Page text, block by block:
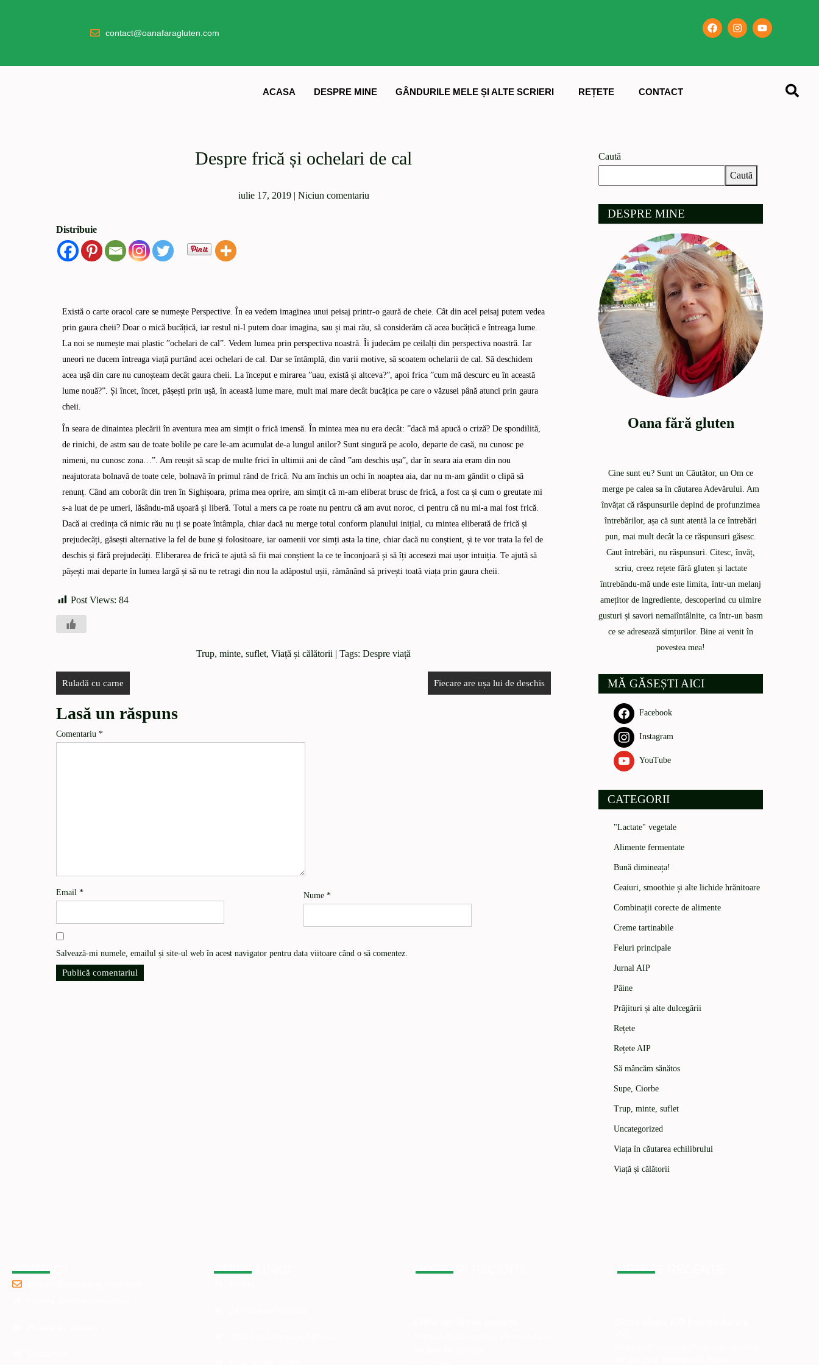
contact@oanafaragluten.com
ACASA DESPRE MINE GÂNDURILE MELE ȘI ALTE SCRIERI REȚETE CONTACT
Despre frică și ochelari de cal
iulie 17, 2019| Niciun comentariu
Distribuie
Există o carte oracol care se numește Perspective. În ea vedem imaginea unui peisaj printr-o gaură de cheie. Cât din acel peisaj putem vedea
prin gaura cheii? Doar o mică bucățică, iar restul ni-l putem doar imagina, sau și mai rău, să considerăm că acea bucățică e întreaga lume.
La noi se numește mai plastic ”ochelari de cal”. Vedem lumea prin perspectiva noastră. Îi judecăm pe ceilalți din perspectiva noastră. Iar
uneori ne ducem întreaga viață purtând acei ochelari de cal. Dar se întâmplă, din varii motive, să scoatem ochelarii de cal. Să deschidem
acea ușă din care nu cunoșteam decât gaura cheii. La început e mirarea ”uau, există și altceva?”, apoi frica ”cum mă descurc eu în această
lume nouă?”. Și încet, încet, pășești prin ușă, în această lume mare, mult mai mare decât bucățica pe care o văzusei până atunci prin gaura
cheii.
În seara de dinaintea plecării în aventura mea am simțit o frică imensă. În mintea mea nu era decât: ”dacă mă apucă o criză? De spondilită,
de rinichi, de astm sau de toate bolile pe care le-am acumulat de-a lungul anilor? Sunt singură pe acolo, departe de casă, nu cunosc pe
nimeni, nu cunosc zona…”. Am reușit să scap de multe frici în ultimii ani de când ”am deschis ușa”, dar în seara aia eram din nou
neajutorata bolnavă de toate cele, bolnavă în primul rând de frică. Nu am închis un ochi în noaptea aia, dar nu m-am gândit o clipă să
renunț. Când am coborât din tren în Sighișoara, prima mea oprire, am simțit că m-am eliberat brusc de frică, a fost ca și cum o greutate mi
s-a luat de pe umeri, lăsându-mă ușoară și liberă. Totul a mers ca pe roate nu pentru că am avut noroc, ci pentru că nu mi-a mai fost frică.
Dacă ai credința că nimic rău nu ți se poate întâmpla, chiar dacă nu merge totul conform planului inițial, cu mintea eliberată de frică și
prejudecăți, găsești alternative la fel de bune și folositoare, iar oamenii vor simți asta la tine, chiar dacă nu conștient, și te vor trata la fel de
deschis și fără prejudecăți. Eliberarea de frică te ajută să fii mai conștient la ce te înconjoară și să îți accesezi mai ușor intuiția. Te ajută să
pășești mai departe în lumea largă și să nu te retragi din nou la adăpostul ușii, rămânând să privești toată viața prin gaura cheii.
Post Views: 84
Trup, minte, suflet, Viață și călătorii | Tags: Despre viață
Ruladă cu carne Fiecare are ușa lui de deschis
Lasă un răspuns
Comentariu *
Nume *
Email *
Salvează-mi numele, emailul și site-ul web în acest navigator pentru data viitoare când o să comentez.
Caută
Caută
DESPRE MINE
Oana fără gluten
Cine sunt eu? Sunt un Căutător, un Om ce
merge pe calea sa în căutarea Adevărului. Am
învățat că răspunsurile depind de profunzimea
întrebărilor, așa că sunt atentă la ce întrebări
pun, mai mult decât la ce răspunsuri găsesc.
Caut întrebări, nu răspunsuri. Citesc, învăț,
scriu, creez rețete fără gluten și lactate
întrebându-mă unde este limita, într-un melanj
amețitor de ingrediente, descoperind cu uimire
gusturi și savori nemaiîntâlnite, ca într-un basm
ce se adresează simțurilor. Bine ai venit în
povestea mea!
MĂ GĂSEȘTI AICI
Facebook
Instagram
YouTube
CATEGORII
"Lactate" vegetale
Alimente fermentate
Bună dimineața!
Ceaiuri, smoothie și alte lichide hrănitoare
Combinații corecte de alimente
Creme tartinabile
Feluri principale
Jurnal AIP
Pâine
Prăjituri și alte dulcegării
Rețete
Rețete AIP
Să mâncăm sănătos
Supe, Ciorbe
Trup, minte, suflet
Uncategorized
Viața în căutarea echilibrului
Viață și călătorii
CONTACT QUICK LINKS POSTARI RECENTE RETETE RECENTE